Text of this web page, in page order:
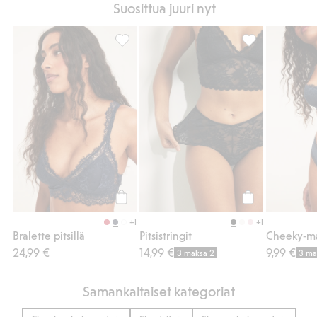
Suosittua juuri nyt
Osta
+1
Bralette pitsillä
24,99 €
Bralette pitsillä, Lisää suosikkeihin
Osta
+1
Pitsistringit
14,99 € 3 maksa 2
Pitsistringit,
9,99 € 3
Samankaltaiset kategoriat